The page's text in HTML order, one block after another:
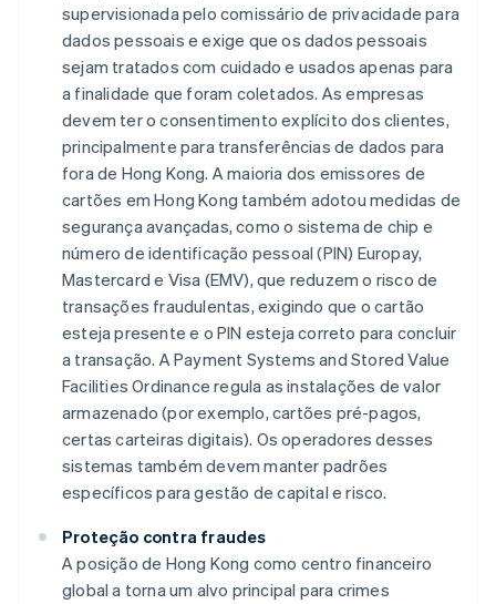
supervisionada pelo comissário de privacidade para
dados pessoais e exige que os dados pessoais
sejam tratados com cuidado e usados apenas para
a finalidade que foram coletados. As empresas
devem ter o consentimento explícito dos clientes,
principalmente para transferências de dados para
fora de Hong Kong. A maioria dos emissores de
cartões em Hong Kong também adotou medidas de
segurança avançadas, como o sistema de chip e
número de identificação pessoal (PIN) Europay,
Mastercard e Visa (EMV), que reduzem o risco de
transações fraudulentas, exigindo que o cartão
esteja presente e o PIN esteja correto para concluir
a transação. A Payment Systems and Stored Value
Facilities Ordinance regula as instalações de valor
armazenado (por exemplo, cartões pré-pagos,
certas carteiras digitais). Os operadores desses
sistemas também devem manter padrões
específicos para gestão de capital e risco.
Proteção contra fraudes
A posição de Hong Kong como centro financeiro
global a torna um alvo principal para crimes